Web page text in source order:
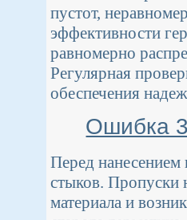
пустот,
эффективности
равномерно
Регулярная
обеспечения
Ошибка
Перед нанесением
стыков. Пропуски
материала и